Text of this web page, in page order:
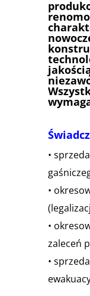
•
•
•
zaleceń
•